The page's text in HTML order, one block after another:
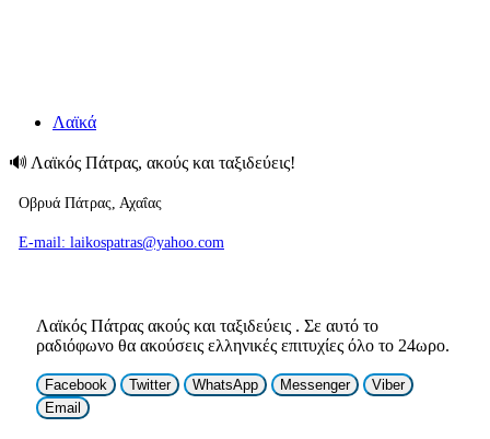
Λαϊκά
🔊 Λαϊκός Πάτρας, ακούς και ταξιδεύεις!
Οβρυά Πάτρας, Αχαΐας
E-mail: laikospatras@yahoo.com
Λαϊκός Πάτρας ακούς και ταξιδεύεις . Σε αυτό το
ραδιόφωνο θα ακούσεις ελληνικές επιτυχίες όλο το 24ωρο.
Facebook Twitter WhatsApp Messenger
Viber
Email